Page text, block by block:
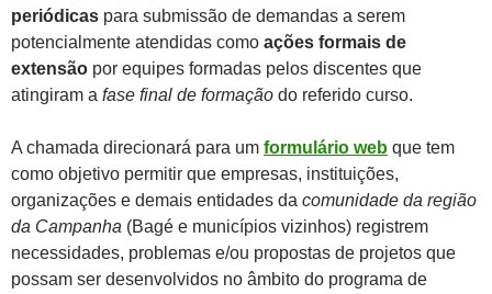
periódicas para submissão de demandas a serem
potencialmente atendidas como ações formais de
extensão por equipes formadas pelos discentes que
atingiram a fase final de formação do referido curso.
A chamada direcionará para um formulário web que tem
como objetivo permitir que empresas, instituições,
organizações e demais entidades da comunidade da região
da Campanha (Bagé e municípios vizinhos) registrem
necessidades, problemas e/ou propostas de projetos que
possam ser desenvolvidos no âmbito do programa de